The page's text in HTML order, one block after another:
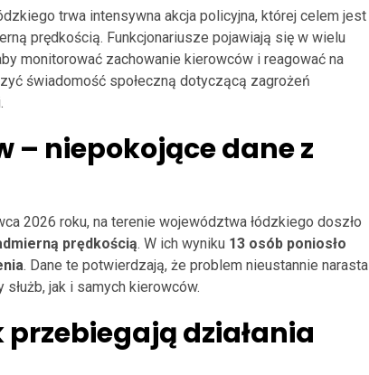
trwa intensywna akcja policyjna, której celem jest
prędkością. Funkcjonariusze pojawiają się w wielu
monitorować zachowanie kierowców i reagować na
świadomość społeczną dotyczącą zagrożeń
– niepokojące dane z
2026 roku, na terenie województwa łódzkiego doszło
prędkością. W ich wyniku 13 osób poniosło
. Dane te potwierdzają, że problem nieustannie narasta
jak i samych kierowców.
przebiegają działania